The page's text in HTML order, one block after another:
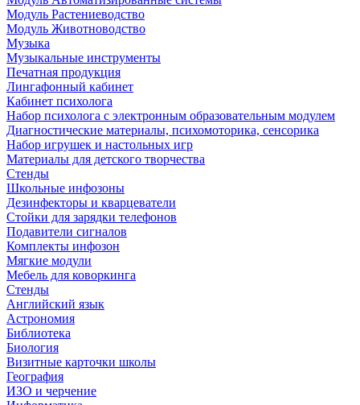
Модуль Растениеводство
Модуль Животноводство
Музыка
Музыкальные инструменты
Печатная продукция
Лингафонный кабинет
Кабинет психолога
Набор психолога с электронным образовательным модулем
Диагностические материалы, психомоторика, сенсорика
Набор игрушек и настольных игр
Материалы для детского творчества
Стенды
Школьные инфозоны
Дезинфекторы и кварцеватели
Стойки для зарядки телефонов
Подавители сигналов
Комплекты инфозон
Мягкие модули
Мебель для коворкинга
Стенды
Английский язык
Астрономия
Библиотека
Биология
Визитные карточки школы
География
ИЗО и черчение